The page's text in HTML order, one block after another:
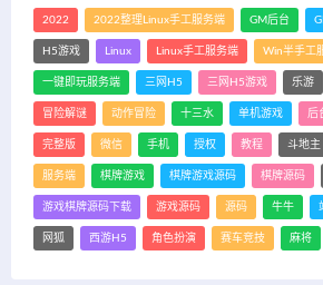
2022 2022整理Linux手工服务端 GM后台
H5游戏 Linux Linux手工服务端 Win半手工
一键即玩服务端 三网H5 三网H5游戏 乐游
冒险解谜 动作冒险 十三水 单机游戏 后
完整版 微信 手机 授权 教程 斗地主
服务端 棋牌游戏 棋牌游戏源码 棋牌源码
游戏棋牌源码下载 游戏源码 源码 牛牛
网狐 西游H5 角色扮演 赛车竞技 麻将